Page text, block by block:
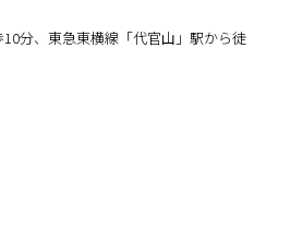
分、東急東横線「代官山」駅から徒